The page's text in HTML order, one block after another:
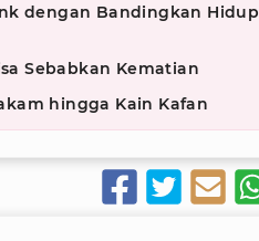
dengan Bandingkan Hidup
Sebabkan Kematian
hingga Kain Kafan